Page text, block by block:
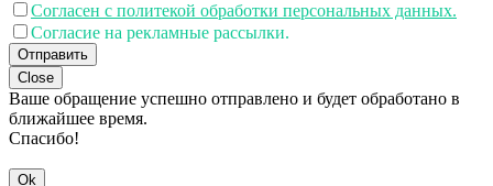
Согласен с политекой обработки персональных данных.
Согласие на рекламные рассылки.
Отправить
Close
Ваше обращение успешно отправлено и будет обработано в
ближайшее время.
Спасибо!
Ok